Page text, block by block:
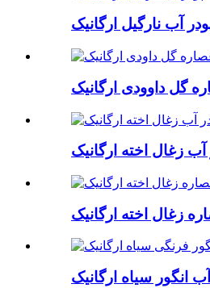
آب نارگیل ارگانیک
آب زغال اخته ارگانیک